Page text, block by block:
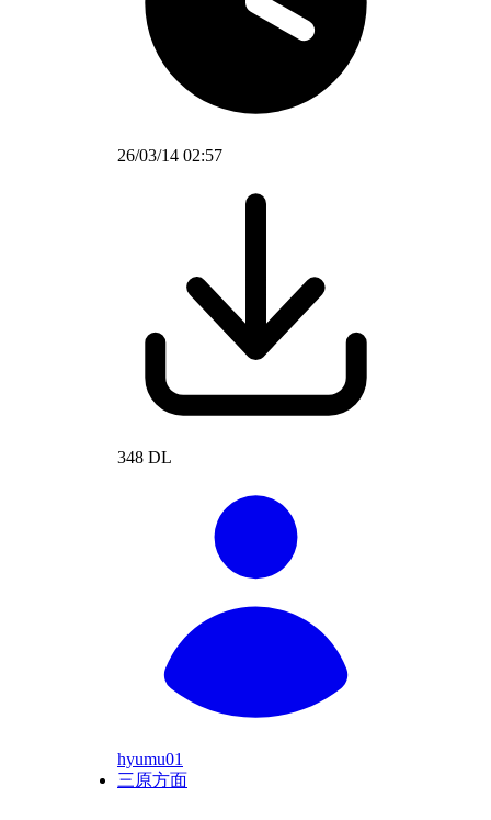
26/03/14 02:57
348 DL
hyumu01
三原方面